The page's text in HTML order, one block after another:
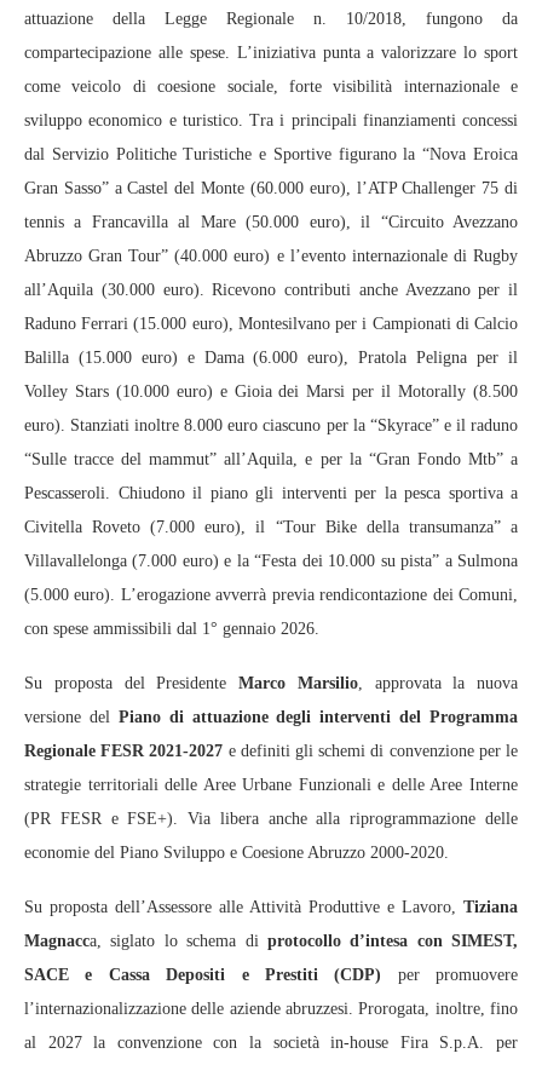
attuazione della Legge Regionale n. 10/2018, fungono da
compartecipazione alle spese. L’iniziativa punta a valorizzare lo sport
come veicolo di coesione sociale, forte visibilità internazionale e
sviluppo economico e turistico. Tra i principali finanziamenti concessi
dal Servizio Politiche Turistiche e Sportive figurano la “Nova Eroica
Gran Sasso” a Castel del Monte (60.000 euro), l’ATP Challenger 75 di
tennis a Francavilla al Mare (50.000 euro), il “Circuito Avezzano
Abruzzo Gran Tour” (40.000 euro) e l’evento internazionale di Rugby
all’Aquila (30.000 euro). Ricevono contributi anche Avezzano per il
Raduno Ferrari (15.000 euro), Montesilvano per i Campionati di Calcio
Balilla (15.000 euro) e Dama (6.000 euro), Pratola Peligna per il
Volley Stars (10.000 euro) e Gioia dei Marsi per il Motorally (8.500
euro). Stanziati inoltre 8.000 euro ciascuno per la “Skyrace” e il raduno
“Sulle tracce del mammut” all’Aquila, e per la “Gran Fondo Mtb” a
Pescasseroli. Chiudono il piano gli interventi per la pesca sportiva a
Civitella Roveto (7.000 euro), il “Tour Bike della transumanza” a
Villavallelonga (7.000 euro) e la “Festa dei 10.000 su pista” a Sulmona
(5.000 euro). L’erogazione avverrà previa rendicontazione dei Comuni,
con spese ammissibili dal 1° gennaio 2026.
Su proposta del Presidente Marco Marsilio, approvata la nuova
versione del Piano di attuazione degli interventi del Programma
Regionale FESR 2021-2027 e definiti gli schemi di convenzione per le
strategie territoriali delle Aree Urbane Funzionali e delle Aree Interne
(PR FESR e FSE+). Via libera anche alla riprogrammazione delle
economie del Piano Sviluppo e Coesione Abruzzo 2000-2020.
Su proposta dell’Assessore alle Attività Produttive e Lavoro, Tiziana
Magnacca, siglato lo schema di protocollo d’intesa con SIMEST,
SACE e Cassa Depositi e Prestiti (CDP) per promuovere
l’internazionalizzazione delle aziende abruzzesi. Prorogata, inoltre, fino
al 2027 la convenzione con la società in-house Fira S.p.A. per